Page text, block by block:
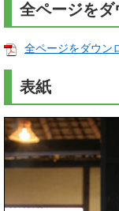
全ページをダ
全ページをダウン
表紙